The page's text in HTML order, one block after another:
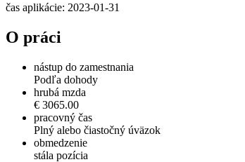
čas aplikácie: 2023-01-31
O práci
nástup do zamestnania
Podľa dohody
hrubá mzda
€ 3065.00
pracovný čas
Plný alebo čiastočný úväzok
obmedzenie
stála pozícia